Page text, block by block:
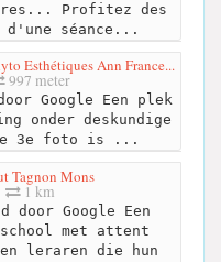
Profitez des
séance...
Esthétiques Ann France...
997 meter
Google Een plek
onder deskundige
3e foto is ...
Tagnon Mons
1 km
door Google Een
met attent
en leraren die hun